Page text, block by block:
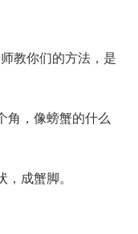
教你们的方法，是
，像螃蟹的什么
成蟹脚。